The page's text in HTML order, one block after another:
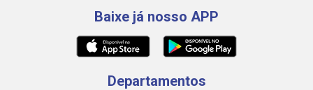
Baixe já nosso APP
Departamentos